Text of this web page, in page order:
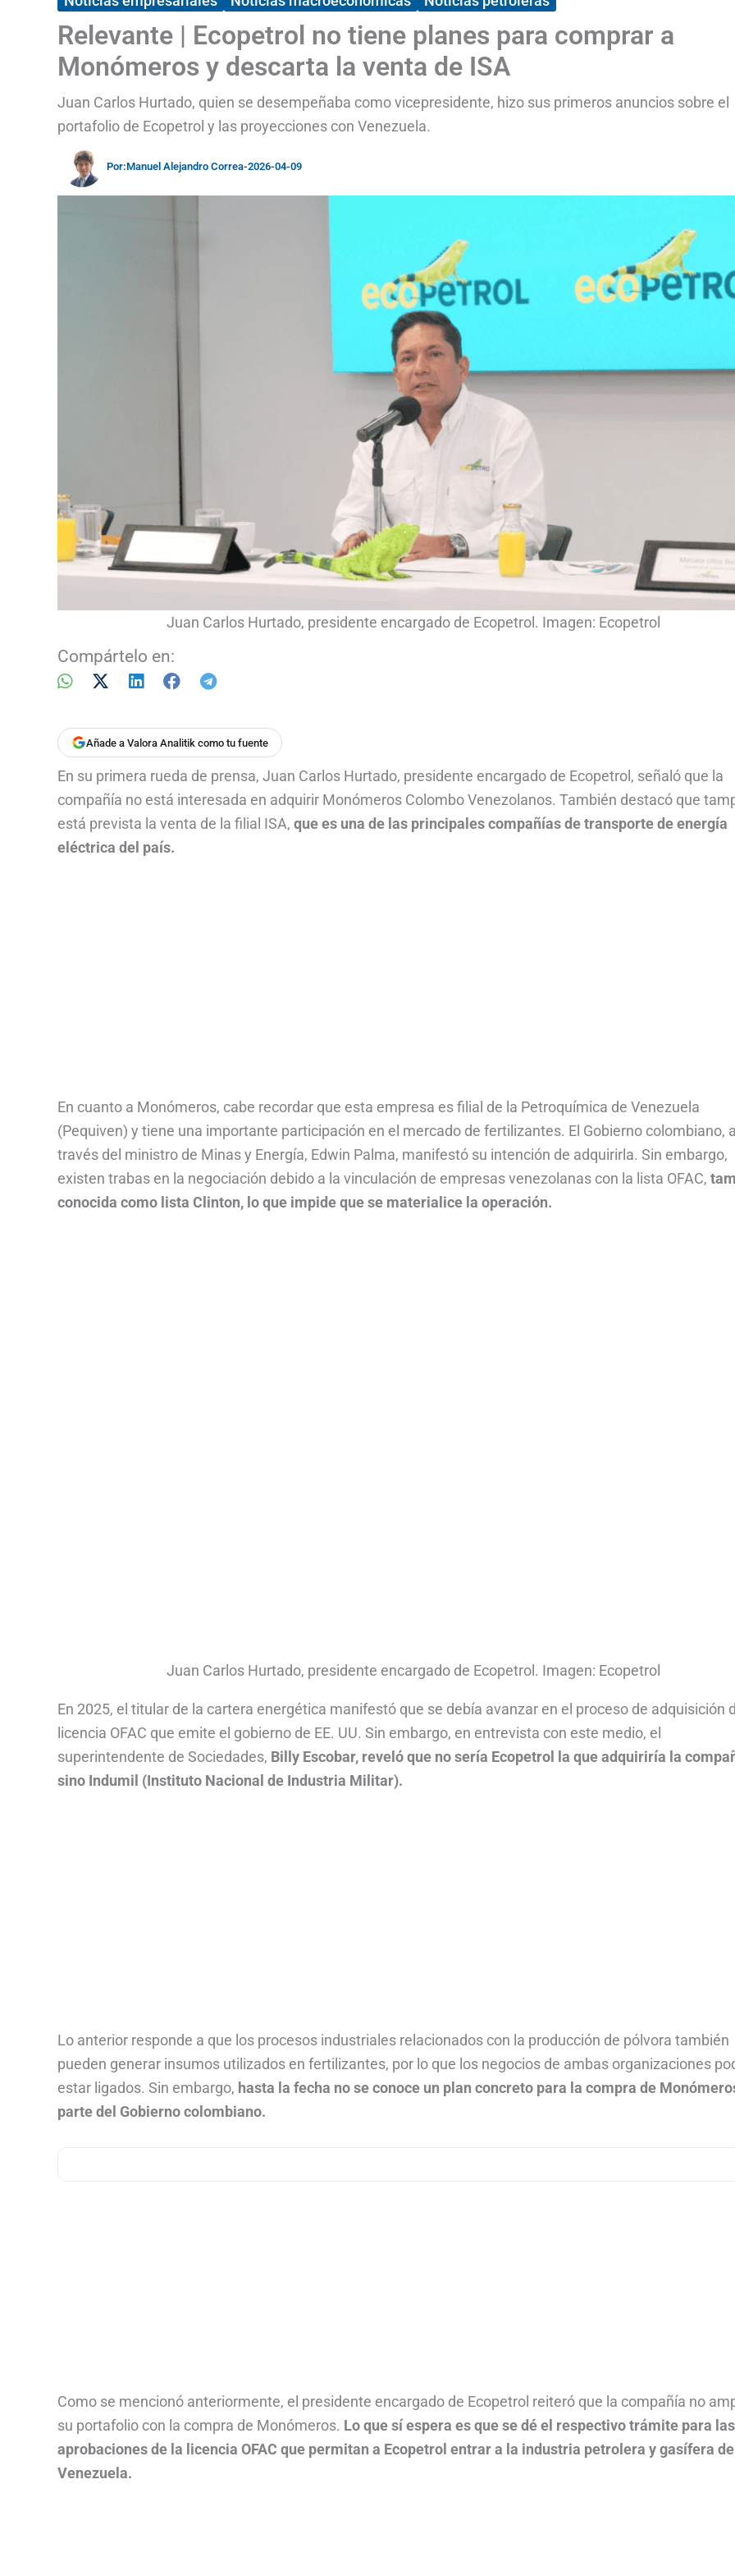
Relevante | Ecopetrol no tiene planes para comprar a
Monómeros y descarta la venta de ISA
Juan Carlos Hurtado, quien se desempeñaba como vicepresidente, hizo sus primeros anuncios sobre el
portafolio de Ecopetrol y las proyecciones con Venezuela.
Por:Manuel Alejandro Correa-2026-04-09
Juan Carlos Hurtado, presidente encargado de Ecopetrol. Imagen: Ecopetrol
Compártelo en:
Añade a Valora Analitik como tu fuente
En su primera rueda de prensa, Juan Carlos Hurtado, presidente encargado de Ecopetrol, señaló que la
compañía no está interesada en adquirir Monómeros Colombo Venezolanos. También destacó que
está prevista la venta de la filial ISA, que es una de las principales compañías de transporte de energía
eléctrica del país.
En cuanto a Monómeros, cabe recordar que esta empresa es filial de la Petroquímica de Venezuela
(Pequiven) y tiene una importante participación en el mercado de fertilizantes. El Gobierno colombiano,
través del ministro de Minas y Energía, Edwin Palma, manifestó su intención de adquirirla. Sin embargo,
existen trabas en la negociación debido a la vinculación de empresas venezolanas con la lista OFAC,
conocida como lista Clinton, lo que impide que se materialice la operación.
Juan Carlos Hurtado, presidente encargado de Ecopetrol. Imagen: Ecopetrol
En 2025, el titular de la cartera energética manifestó que se debía avanzar en el proceso de adquisición
licencia OFAC que emite el gobierno de EE. UU. Sin embargo, en entrevista con este medio, el
superintendente de Sociedades, Billy Escobar, reveló que no sería Ecopetrol la que adquiriría la
sino Indumil (Instituto Nacional de Industria Militar).
Lo anterior responde a que los procesos industriales relacionados con la producción de pólvora también
pueden generar insumos utilizados en fertilizantes, por lo que los negocios de ambas organizaciones
estar ligados. Sin embargo, hasta la fecha no se conoce un plan concreto para la compra de
parte del Gobierno colombiano.
Como se mencionó anteriormente, el presidente encargado de Ecopetrol reiteró que la compañía no
su portafolio con la compra de Monómeros. Lo que sí espera es que se dé el respectivo trámite para las
aprobaciones de la licencia OFAC que permitan a Ecopetrol entrar a la industria petrolera y gasífera de
Venezuela.